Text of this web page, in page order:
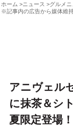
ホーム ニュース
グルメニ
※記事内の広告から媒体維
アニヴェル
に抹茶＆シ
夏限定登場！